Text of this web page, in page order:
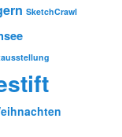
SketchCrawl